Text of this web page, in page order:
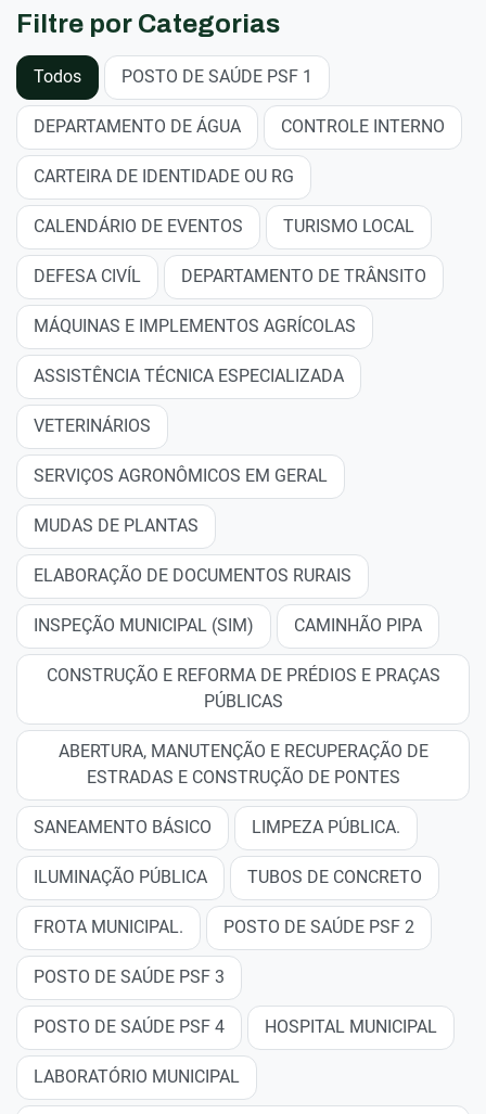
Filtre por Categorias
Todos POSTO DE SAÚDE PSF 1
DEPARTAMENTO DE ÁGUA CONTROLE INTERNO
CARTEIRA DE IDENTIDADE OU RG
CALENDÁRIO DE EVENTOS TURISMO LOCAL
DEFESA CIVÍL DEPARTAMENTO DE TRÂNSITO
MÁQUINAS E IMPLEMENTOS AGRÍCOLAS
ASSISTÊNCIA TÉCNICA ESPECIALIZADA
VETERINÁRIOS
SERVIÇOS AGRONÔMICOS EM GERAL
MUDAS DE PLANTAS
ELABORAÇÃO DE DOCUMENTOS RURAIS
INSPEÇÃO MUNICIPAL (SIM) CAMINHÃO PIPA
CONSTRUÇÃO E REFORMA DE PRÉDIOS E PRAÇAS
PÚBLICAS
ABERTURA, MANUTENÇÃO E RECUPERAÇÃO DE
ESTRADAS E CONSTRUÇÃO DE PONTES
SANEAMENTO BÁSICO LIMPEZA PÚBLICA.
ILUMINAÇÃO PÚBLICA TUBOS DE CONCRETO
FROTA MUNICIPAL. POSTO DE SAÚDE PSF 2
POSTO DE SAÚDE PSF 3
POSTO DE SAÚDE PSF 4 HOSPITAL MUNICIPAL
LABORATÓRIO MUNICIPAL